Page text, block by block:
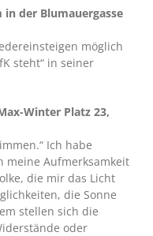
in der Blumauergasse
möglich
steht“ in seiner
Winter Platz 23,
Ich habe
meine Aufmerksamkeit
die mir das Licht
die Sonne
stellen sich die
oder